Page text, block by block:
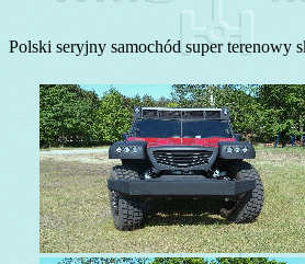
Polski seryjny samochód super terenowy